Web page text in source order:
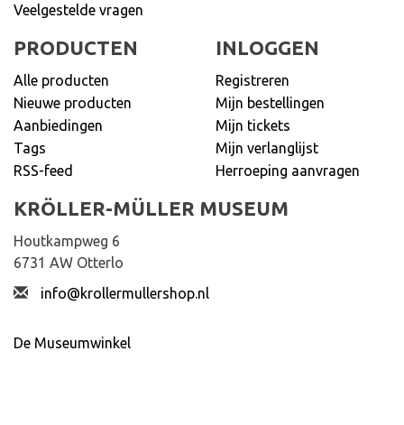
Veelgestelde vragen
PRODUCTEN
Alle producten
Nieuwe producten
Aanbiedingen
Tags
RSS-feed
INLOGGEN
Registreren
Mijn bestellingen
Mijn tickets
Mijn verlanglijst
Herroeping aanvragen
KRÖLLER-MÜLLER MUSEUM
Houtkampweg 6
6731 AW Otterlo
info@krollermullershop.nl
De Museumwinkel